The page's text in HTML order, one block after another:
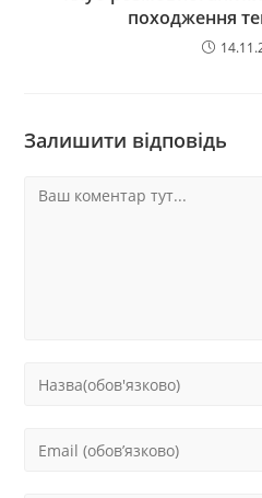
походження
Залишити відповідь